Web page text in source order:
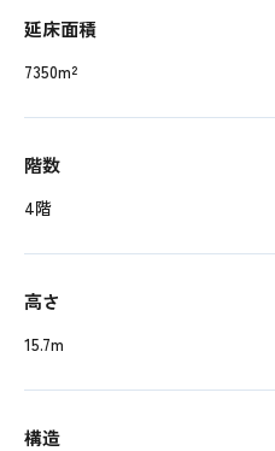
延床面積
7350m²
階数
4階
高さ
15.7m
構造